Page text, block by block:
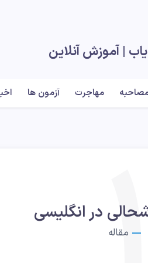
|‌ آموزش آنلاین
مهاجرت آزمون ها
در انگلیسی
مقاله